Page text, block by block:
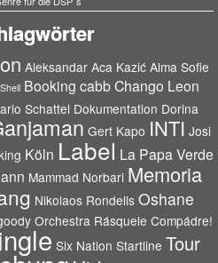
Aleksandar Aca Kazić Alma Sofie
Booking cabbChango Leon
Schattel Dokumentation Dorina
Gert Kapo INTI Josi
Köln Label La Papa Verde
Mammad Norbari Memoria
Nikolaos Rondelis Oshane
Orchestra Rásquele Compádre!
Six Nation Startline Tour